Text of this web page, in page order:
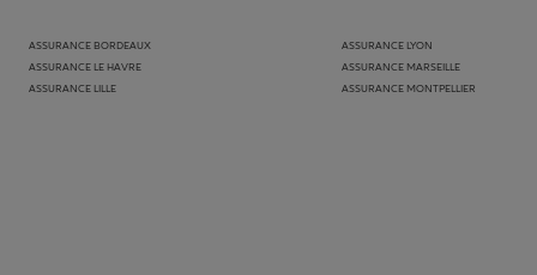
ASSURANCE BORDEAUX
ASSURANCE LE HAVRE
ASSURANCE LILLE
ASSURANCE LYON
ASSURANCE MARSEILLE
ASSURANCE MONTPELLIER